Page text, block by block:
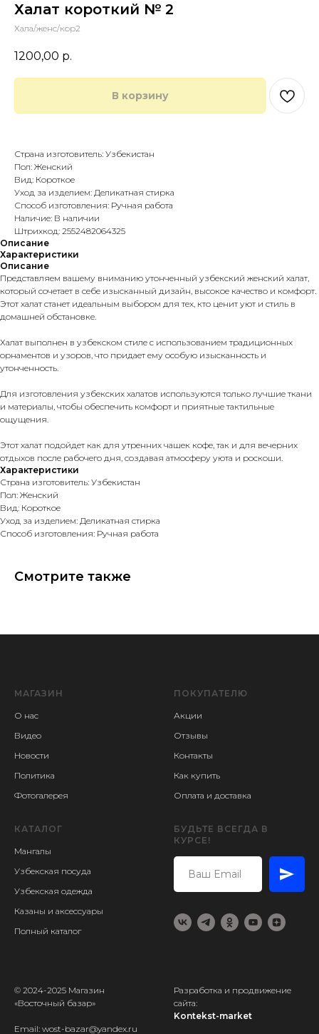
Халат короткий № 2
Хала/женс/кор2
1200,00 р.
В корзину
Страна изготовитель: Узбекистан
Пол: Женский
Вид: Короткое
Уход за изделием: Деликатная стирка
Способ изготовления: Ручная работа
Наличие: В наличии
Штрихкод: 2552482064325
Описание
Характеристики
Описание
Представляем вашему вниманию утонченный узбекский женский халат,
который сочетает в себе изысканный дизайн, высокое качество и комфорт.
Этот халат станет идеальным выбором для тех, кто ценит уют и стиль в
домашней обстановке.
Халат выполнен в узбекском стиле с использованием традиционных
орнаментов и узоров, что придает ему особую изысканность и
утонченность.
Для изготовления узбекских халатов используются только лучшие ткани
и материалы, чтобы обеспечить комфорт и приятные тактильные
ощущения.
Этот халат подойдет как для утренних чашек кофе, так и для вечерних
отдыхов после рабочего дня, создавая атмосферу уюта и роскоши.
Характеристики
Страна изготовитель: Узбекистан
Пол: Женский
Вид: Короткое
Уход за изделием: Деликатная стирка
Способ изготовления: Ручная работа
Смотрите также
МАГАЗИН
О нас
Видео
Новости
Политика
Фотогалерея
ПОКУПАТЕЛЮ
Акции
Отзывы
Контакты
Как купить
Оплата и доставка
КАТАЛОГ
Мангалы
Узбекская посуда
Узбекская одежда
Казаны и аксессуары
Полный каталог
БУДЬТЕ ВСЕГДА В
КУРСЕ!
© 2024-2025 Магазин
«Восточный базар»
Email: wost-bazar@yandex.ru
Разработка и продвижение
сайта:
Kontekst-market